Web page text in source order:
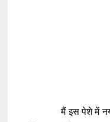
मैं इस पेशे में नया-